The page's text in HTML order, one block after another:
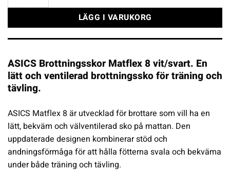
LÄGG I VARUKORG
ASICS Brottningsskor Matflex 8 vit/svart. En
lätt och ventilerad brottningssko för träning och
tävling.
ASICS Matflex 8 är utvecklad för brottare som vill ha en
lätt, bekväm och välventilerad sko på mattan. Den
uppdaterade designen kombinerar stöd och
andningsförmåga för att hålla fötterna svala och bekväma
under både träning och tävling.